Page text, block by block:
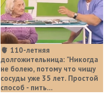
🫀 110-летняя
долгожительница: "Никогда
не болею, потому что чищу
сосуды уже 35 лет. Простой
способ - пить...